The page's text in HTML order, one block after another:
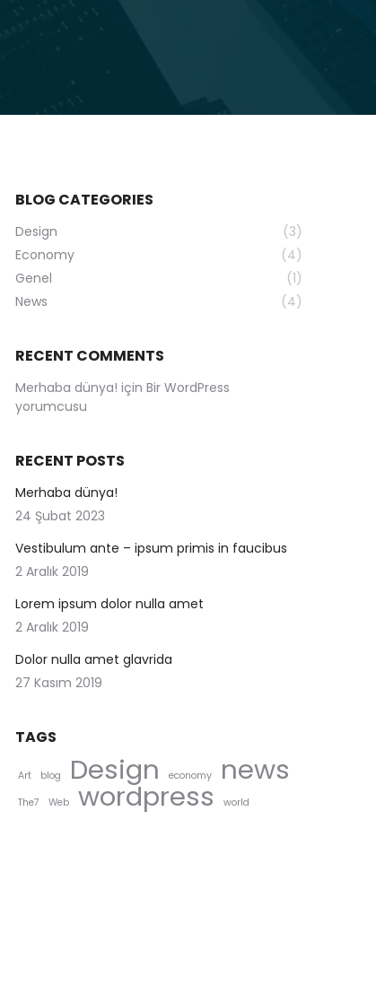
BLOG CATEGORIES
Design
(3)
Economy
(4)
Genel
(1)
News
(4)
RECENT COMMENTS
Merhaba dünya! için Bir WordPress
yorumcusu
RECENT POSTS
Merhaba dünya!
24 Şubat 2023
Vestibulum ante – ipsum primis in faucibus
2 Aralık 2019
Lorem ipsum dolor nulla amet
2 Aralık 2019
Dolor nulla amet glavrida
27 Kasım 2019
TAGS
Art blog Design economy news
The7 Web wordpress world